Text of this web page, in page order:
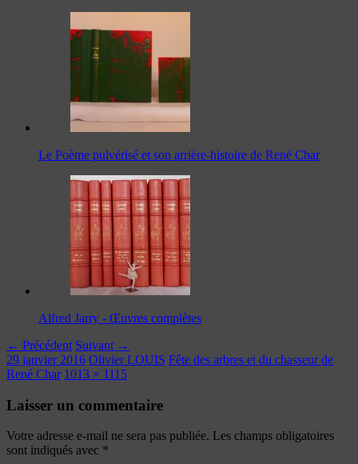
Le Poème pulvérisé et son arrière-histoire de René Char
Alfred Jarry - Œuvres complètes
← Précédent Suivant →
29 janvier 2016 Olivier LOUIS Fête des arbres et du chasseur de
René Char 1013 × 1115
Laisser un commentaire
Votre adresse e-mail ne sera pas publiée. Les champs obligatoires
sont indiqués avec *